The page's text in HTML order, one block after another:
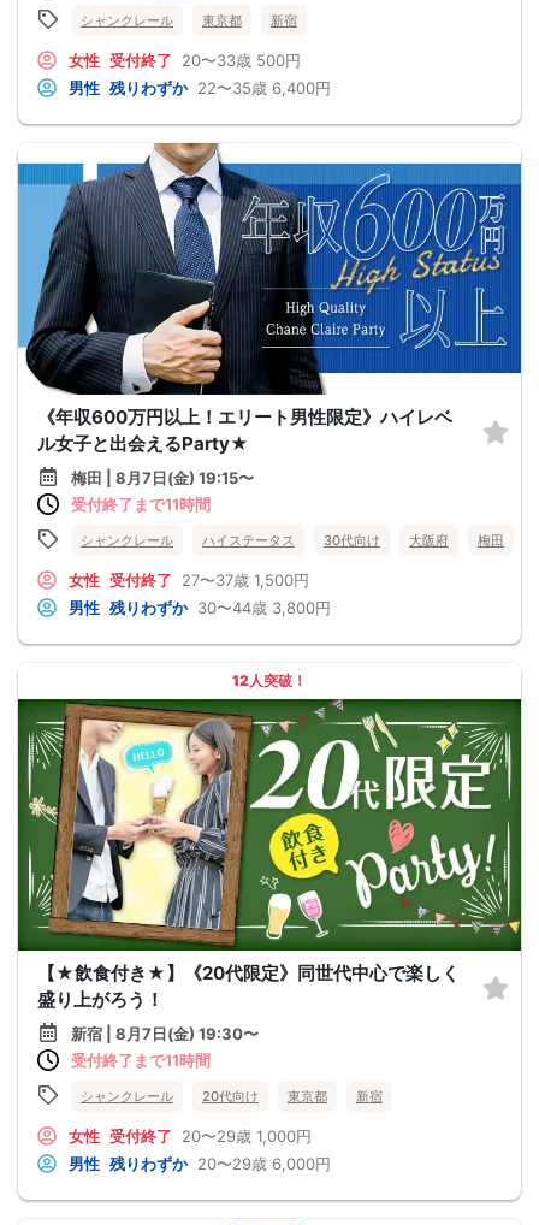
シャンクレール 東京都 新宿
女性 受付終了 20〜33歳 500円
男性 残りわずか 22〜35歳 6,400円
《年収600万円以上！エリート男性限定》ハイレベ
ル女子と出会えるParty★
梅田 | 8月7日(金) 19:15〜
受付終了まで11時間
シャンクレール ハイステータス 30代向け 大阪府 梅田
女性 受付終了 27〜37歳 1,500円
男性 残りわずか 30〜44歳 3,800円
12人突破！
【★飲食付き★】《20代限定》同世代中心で楽しく
盛り上がろう！
新宿 | 8月7日(金) 19:30〜
受付終了まで11時間
シャンクレール 20代向け 東京都 新宿
女性 受付終了 20〜29歳 1,000円
男性 残りわずか 20〜29歳 6,000円